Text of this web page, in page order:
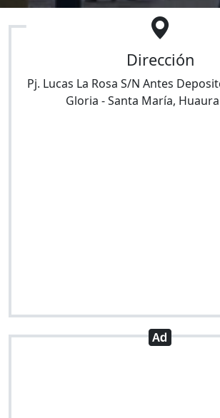
Dirección
Pj. Lucas La Rosa S/N Antes
Gloria -Santa María, Huaura